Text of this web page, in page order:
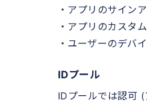
・アプリのサイン
・アプリのカスタ
・ユーザーのデバ
IDプール
IDプールでは認可